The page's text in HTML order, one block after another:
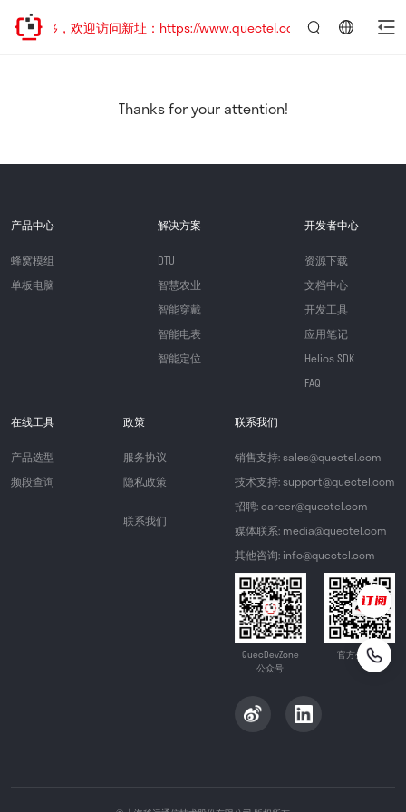
址已迁移，欢迎访问新址：https://www.quectel.com.cn
Thanks for your attention!
产品中心
蜂窝模组
单板电脑
解决方案
DTU
智慧农业
智能穿戴
智能电表
智能定位
开发者中心
资源下载
文档中心
开发工具
应用笔记
Helios SDK
FAQ
在线工具
产品选型
频段查询
政策
服务协议
隐私政策
联系我们
联系我们
销售支持: sales@quectel.com
技术支持: support@quectel.com
招聘: career@quectel.com
媒体联系: media@quectel.com
其他咨询: info@quectel.com
QuecDevZone
公众号
官方公众号